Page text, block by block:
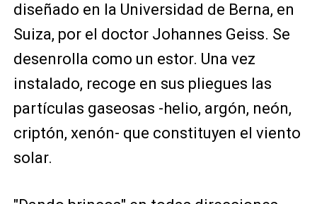
diseñado en la Universidad de Berna, en
Suiza, por el doctor Johannes Geiss. Se
desenrolla como un estor. Una vez
instalado, recoge en sus pliegues las
partículas gaseosas -helio, argón, neón,
criptón, xenón- que constituyen el viento
solar.